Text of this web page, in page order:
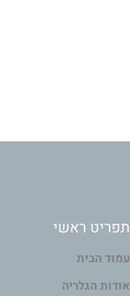
תפריט ראשי
עמוד הבית
אודות הגלריה